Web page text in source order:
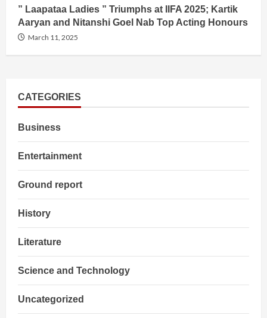
” Laapataa Ladies ” Triumphs at IIFA 2025; Kartik
Aaryan and Nitanshi Goel Nab Top Acting Honours
March 11, 2025
CATEGORIES
Business
Entertainment
Ground report
History
Literature
Science and Technology
Uncategorized